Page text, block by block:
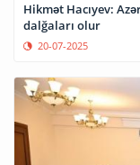
Hikmət Hacıyev:
dalğaları olur
20-07-2025